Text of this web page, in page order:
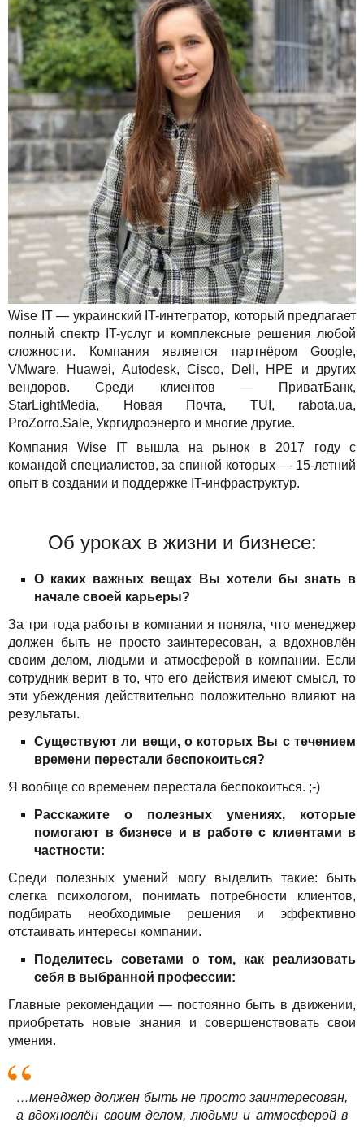
Праздники
Акции
Wise IT — украинский IT-интегратор, который предлагает
полный спектр IT-услуг и комплексные решения любой
сложности. Компания является партнёром Google,
VMware, Huawei, Autodesk, Cisco, Dell, HPE и других
вендоров. Среди клиентов — ПриватБанк,
StarLightMedia, Новая Почта, TUI, rabota.ua,
ProZorro.Sale, Укргидроэнерго и многие другие.
Компания Wise IT вышла на рынок в 2017 году с
командой специалистов, за спиной которых — 15-летний
опыт в создании и поддержке IT-инфраструктур.
Об уроках в жизни и бизнесе:
О каких важных вещах Вы хотели бы знать в
начале своей карьеры?
За три года работы в компании я поняла, что менеджер
должен быть не просто заинтересован, а вдохновлён
своим делом, людьми и атмосферой в компании. Если
сотрудник верит в то, что его действия имеют смысл, то
эти убеждения действительно положительно влияют на
результаты.
Существуют ли вещи, о которых Вы с течением
времени перестали беспокоиться?
Я вообще со временем перестала беспокоиться. ;-)
Расскажите о полезных умениях, которые
помогают в бизнесе и в работе с клиентами в
частности:
Среди полезных умений могу выделить такие: быть
слегка психологом, понимать потребности клиентов,
подбирать необходимые решения и эффективно
отстаивать интересы компании.
Поделитесь советами о том, как реализовать
себя в выбранной профессии:
Главные рекомендации — постоянно быть в движении,
приобретать новые знания и совершенствовать свои
умения.
…менеджер должен быть не просто заинтересован,
а вдохновлён своим делом, людьми и атмосферой в